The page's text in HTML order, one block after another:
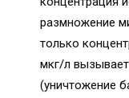
размножение
только
мкг/л
(уничтожение